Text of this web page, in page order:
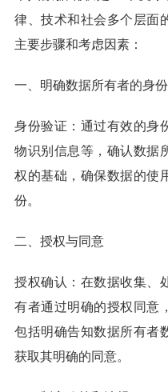
律、技术和社会多个层面
主要步骤和考虑因素：
一、明确数据所有者的身份
身份验证：通过有效的身
物识别信息等，确认数据
权的基础，确保数据的使
份。
二、授权与同意
授权确认：在数据收集、
有者通过明确的授权同意
包括明确告知数据所有者
获取其明确的同意。